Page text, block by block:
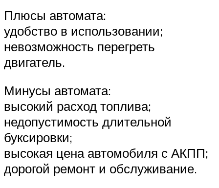
Плюсы автомата:
удобство в использовании;
невозможность перегреть
двигатель.
Минусы автомата:
высокий расход топлива;
недопустимость длительной
буксировки;
высокая цена автомобиля с АКПП;
дорогой ремонт и обслуживание.